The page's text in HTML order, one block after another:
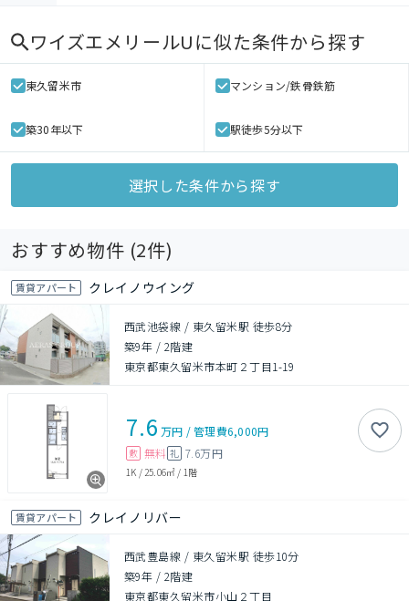
ワイズエメリールUに似た条件から探す
東久留米市 マンション/鉄骨鉄筋
築30年以下 駅徒歩5分以下
選択した条件から探す
おすすめ物件 (2件)
賃貸アパート クレイノウイング
西武池袋線 / 東久留米駅 徒歩8分
築9年 / 2階建
東京都東久留米市本町２丁目1-19
7.6 万円 /管理費6,000円
敷 無料 礼 7.6万円
1K / 25.06㎡ / 1階
賃貸アパート クレイノリバー
西武豊島線 / 東久留米駅 徒歩10分
築9年 / 2階建
東京都東久留米市小山２丁目